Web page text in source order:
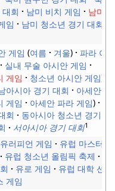
회 남미 비치 게임
남미
임
남미 청소년 경기 대회
게임 여름 겨울
파라 아
실내 무술 아시안 게임
게임
청소년 아시안 게임
아시아 경기 대회
아세안 스
게임
아세안 파라 게임
회
동아시아 청소년 경기 대
서아시아 경기 대회1
유러피언 게임
유럽 마스터즈
유럽 청소년 올림픽 축제
유로 게임
유럽 대학 선
게임